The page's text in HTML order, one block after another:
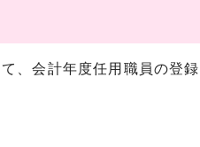
、会計年度任用職員の登